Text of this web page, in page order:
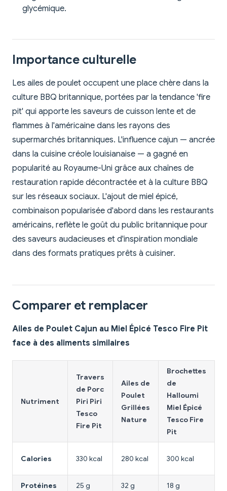
glycémique.
Importance culturelle
Les ailes de poulet occupent une place chère dans la
culture BBQ britannique, portées par la tendance 'fire
pit' qui apporte les saveurs de cuisson lente et de
flammes à l'américaine dans les rayons des
supermarchés britanniques. L'influence cajun — ancrée
dans la cuisine créole louisianaise — a gagné en
popularité au Royaume-Uni grâce aux chaînes de
restauration rapide décontractée et à la culture BBQ
sur les réseaux sociaux. L'ajout de miel épicé,
combinaison popularisée d'abord dans les restaurants
américains, reflète le goût du public britannique pour
des saveurs audacieuses et d'inspiration mondiale
dans des formats pratiques prêts à cuisiner.
Comparer et remplacer
Ailes de Poulet Cajun au Miel Épicé Tesco Fire Pit
face à des aliments similaires
Nutriment
Travers
de Porc
Piri Piri
Tesco
Fire Pit
Ailes de
Poulet
Grillées
Nature
Brochettes
de
Halloumi
Miel Épicé
Tesco Fire
Pit
Calories 330 kcal 280 kcal 300 kcal
Protéines 25 g 32 g 18 g